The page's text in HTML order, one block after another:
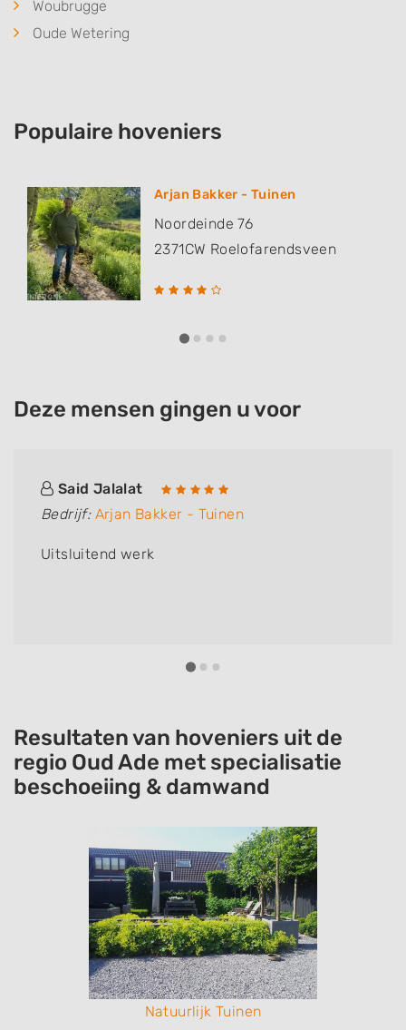
Woubrugge
Oude Wetering
Populaire hoveniers
Arjan Bakker - Tuinen
Noordeinde 76
2371CW Roelofarendsveen
Deze mensen gingen u voor
Said Jalalat
Bedrijf: Arjan Bakker - Tuinen
Uitsluitend werk
Resultaten van hoveniers uit de
regio Oud Ade met specialisatie
beschoeiing & damwand
Natuurlijk Tuinen